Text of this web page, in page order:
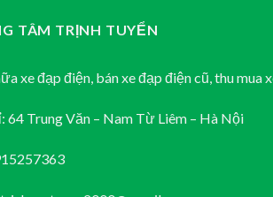
TÂM TRỊNH TUYỂN
xe đạp điện, bán xe đạp điện cũ, thu mua
64 Trung Văn – Nam Từ Liêm – Hà Nội